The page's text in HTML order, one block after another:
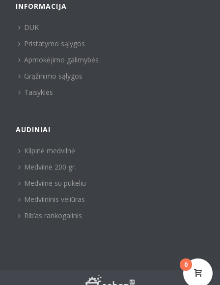
INFORMACIJA
DUK
Pristatymo sąlygos
Apmokėjimo galimybės
Grąžinimo sąlygos
Taisyklės
AUDINIAI
Kilpinė medvilnė
Medvilnė 200 gr.
Medvilnė su pūkeliu
Medvilninis veliūras
Rib’as rankogalinis
0